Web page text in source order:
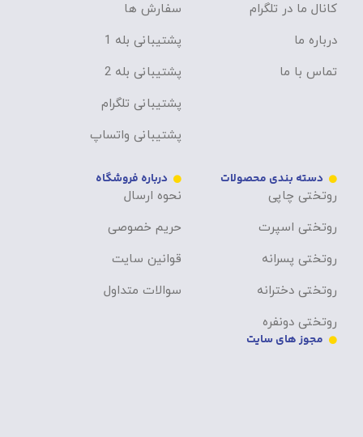
کانال ما در تلگرام
درباره ما
تماس با ما
سفارش ها
پشتیبانی بله 1
پشتیبانی بله 2
پشتیبانی تلگرام
پشتیبانی واتساپ
دسته بندی محصولات
روتختی چاپی
روتختی اسپرت
روتختی پسرانه
روتختی دخترانه
روتختی دونفره
درباره فروشگاه
نحوه ارسال
حریم خصوصی
قوانین سایت
سوالات متداول
مجوز های سایت